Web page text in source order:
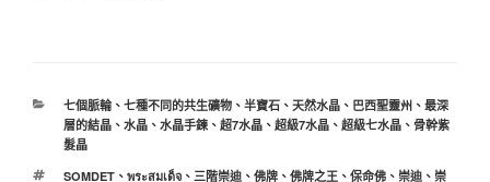
分
類
七個脈輪、 七種不同的共生礦物、 半寶石、 天然水晶、 巴西聖靈州、 最深
層的結晶、 水晶、 水晶手鍊、 超7水晶、 超級7水晶、 超級七水晶、 骨幹紫
髮晶
標
SOMDET、 พระสมเด็จ、 三階崇迪、 佛牌、 佛牌之王、 保命佛、 崇迪、 崇